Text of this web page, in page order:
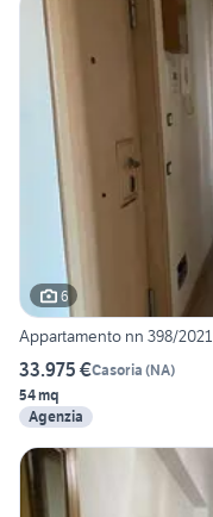
6
Appartamento nn 398/2021
33.975 €Casoria (NA)
54 mq
Agenzia